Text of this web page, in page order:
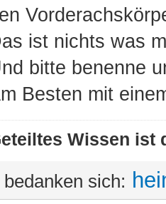
ist nichts was
bitte benenne
Besten mit
Wissen ist
bedanken sich: